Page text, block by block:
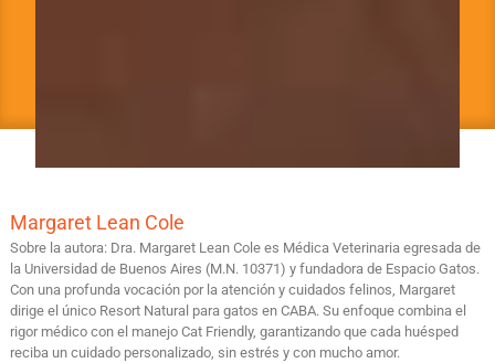
Margaret Lean Cole
Sobre la autora: Dra. Margaret Lean Cole es Médica Veterinaria egresada de
la Universidad de Buenos Aires (M.N. 10371) y fundadora de Espacio Gatos.
Con una profunda vocación por la atención y cuidados felinos, Margaret
dirige el único Resort Natural para gatos en CABA. Su enfoque combina el
rigor médico con el manejo Cat Friendly, garantizando que cada huésped
reciba un cuidado personalizado, sin estrés y con mucho amor.